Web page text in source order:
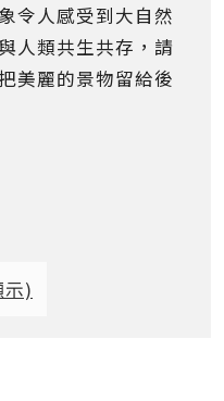
令人感受到大自然
人類共生共存，請
美麗的景物留給後
示)